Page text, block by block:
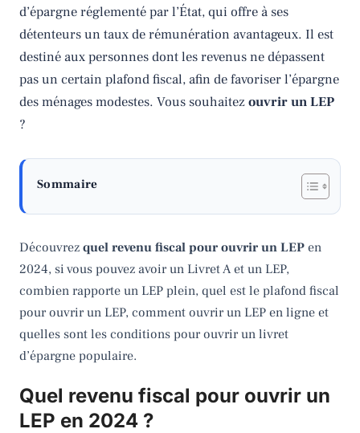
d’épargne réglementé par l’État, qui offre à ses
détenteurs un taux de rémunération avantageux. Il est
destiné aux personnes dont les revenus ne dépassent
pas un certain plafond fiscal, afin de favoriser l’épargne
des ménages modestes. Vous souhaitezouvrir un LEP
?
Sommaire
Découvrez quel revenu fiscal pour ouvrir un LEP en
2024, si vous pouvez avoir un Livret A et un LEP,
combien rapporte un LEP plein, quel est le plafond fiscal
pour ouvrir un LEP, comment ouvrir un LEP en ligne et
quelles sont les conditions pour ouvrir un livret
d’épargne populaire.
Quel revenu fiscal pour ouvrir un
LEP en 2024 ?